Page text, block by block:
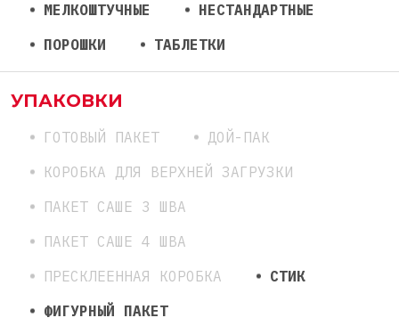
МЕЛКОШТУЧНЫЕ
НЕСТАНДАРТНЫЕ
ПОРОШКИ
ТАБЛЕТКИ
УПАКОВКИ
ГОТОВЫЙ ПАКЕТ
ДОЙ-ПАК
КОРОБКА ДЛЯ ВЕРХНЕЙ ЗАГРУЗКИ
ПАКЕТ САШЕ 3 ШВА
ПАКЕТ САШЕ 4 ШВА
ПРЕСКЛЕЕННАЯ КОРОБКА
СТИК
ФИГУРНЫЙ ПАКЕТ